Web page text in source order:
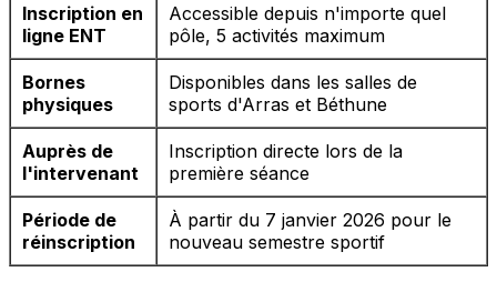
Inscription en
ligne ENT
Accessible depuis n'importe quel
pôle, 5 activités maximum
Bornes
physiques
Disponibles dans les salles de
sports d'Arras et Béthune
Auprès de
l'intervenant
Inscription directe lors de la
première séance
Période de
réinscription
À partir du 7 janvier 2026 pour le
nouveau semestre sportif